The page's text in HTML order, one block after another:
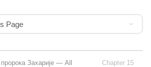
Page
Захарије — All
Chapter 15